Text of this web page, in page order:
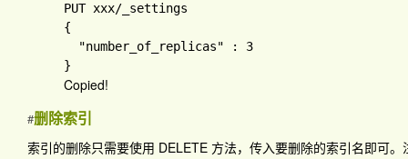
PUT xxx
{
"number_of_replicas"
:
Copied!
#删除索引
索引的删除只需要使用 DELETE 方法，传入要删除的索引名即可